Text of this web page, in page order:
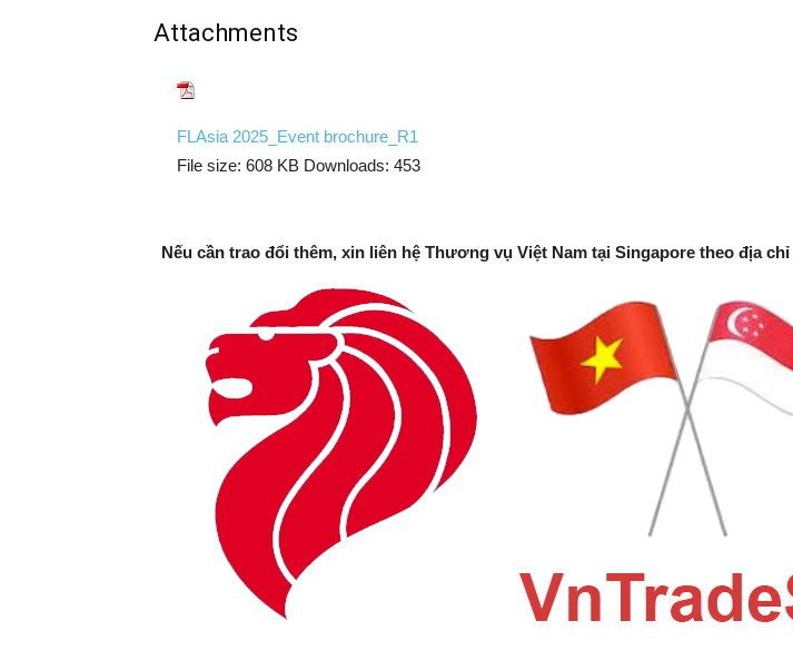
Attachments
FLAsia 2025_Event brochure_R1
File size: 608 KB Downloads: 453
Nếu cần trao đổi thêm, xin liên hệ Thương vụ Việt Nam tại Singapore theo địa chỉ